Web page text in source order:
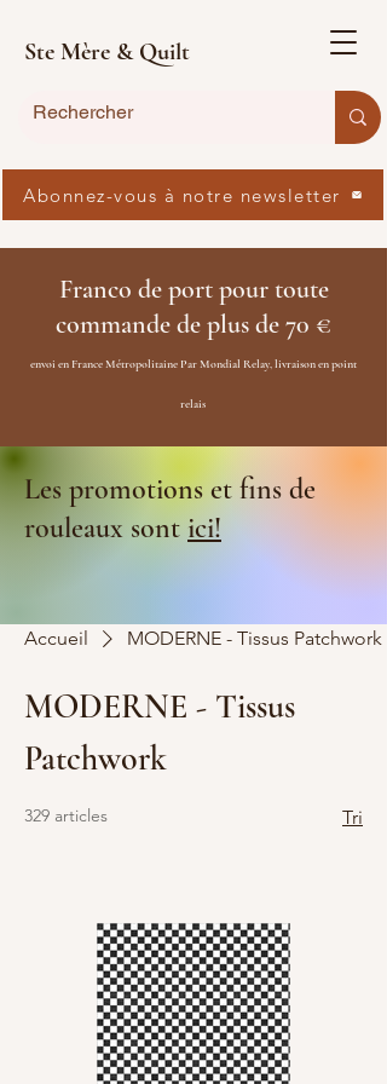
Ste Mère & Quilt
Franco de port pour toute
commande de plus de 70 €
envoi en France Métropolitaine Par Mondial Relay, livraison en point
relais
Les promotions et fins de
rouleaux sontici!
Abonnez-vous à notre newsletter
Accueil MODERNE - Tissus Patchwork
MODERNE - Tissus
Patchwork
329 articles Tri